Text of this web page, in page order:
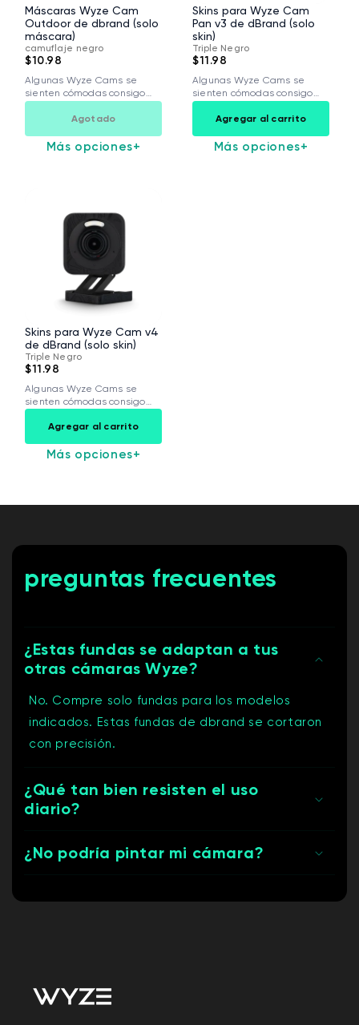
Máscaras Wyze Cam
Outdoor de dbrand (solo
máscara)
camuflaje negro
$10.98
Algunas Wyze Cams se
sienten cómodas consigo
mismas. Otras no,...
Agotado
Más opciones+
Skins para Wyze Cam
Pan v3 de dBrand (solo
skin)
Triple Negro
$11.98
Algunas Wyze Cams se
sienten cómodas consigo
mismas. Otras no,...
Agregar al carrito
Más opciones+
Skins para Wyze Cam v4
de dBrand (solo skin)
Triple Negro
$11.98
Algunas Wyze Cams se
sienten cómodas consigo
mismas. Otras no,...
Agregar al carrito
Más opciones+
preguntas frecuentes
¿Estas fundas se adaptan a tus
otras cámaras Wyze?
No. Compre solo fundas para los modelos
indicados. Estas fundas de dbrand se cortaron
con precisión.
¿Qué tan bien resisten el uso
diario?
¿No podría pintar mi cámara?